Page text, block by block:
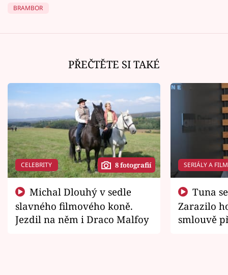
BRAMBOR
PŘEČTĚTE SI TAKÉ
CELEBRITY 8 fotografií
slavného filmového koně.
Jezdil na něm i Draco Malfoy
SERIÁLY A
Zarazilo
smlouvě